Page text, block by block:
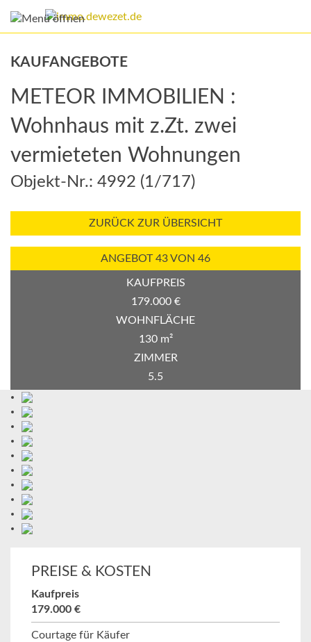
KAUFANGEBOTE
METEOR IMMOBILIEN :
Wohnhaus mit z.Zt. zwei
vermieteten Wohnungen
Objekt-Nr.: 4992 (1/717)
ZURÜCK ZUR ÜBERSICHT
ANGEBOT 43 VON 46
KAUFPREIS
179.000 €
WOHNFLÄCHE
130 m²
ZIMMER
5.5
PREISE & KOSTEN
Kaufpreis
179.000 €
Courtage für Käufer